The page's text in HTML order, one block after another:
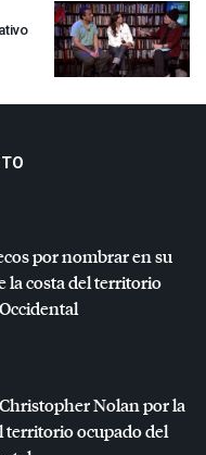
por nombrar en su
la costa del territorio
Nolan por la
territorio ocupado del